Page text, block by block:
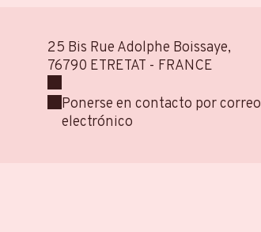
25 Bis Rue Adolphe Boissaye,
76790 ETRETAT - FRANCE
Ponerse en contacto por correo
electrónico